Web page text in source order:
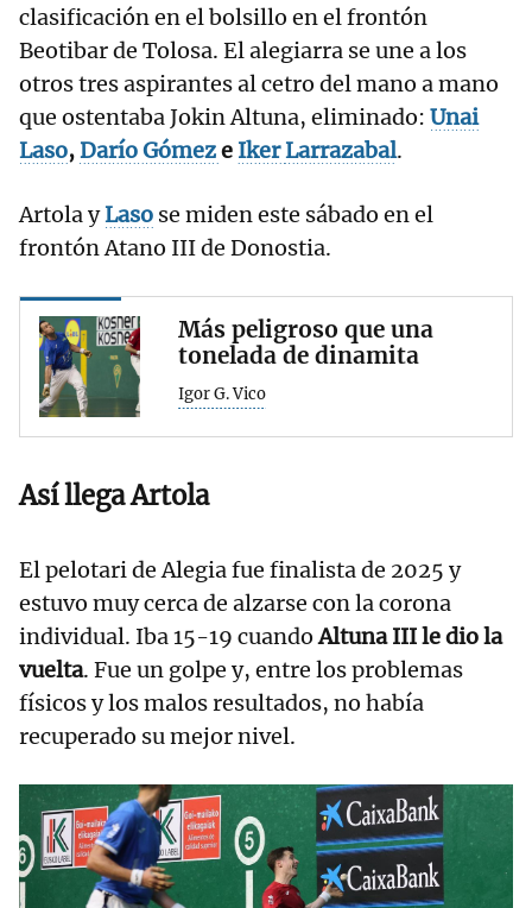
clasificación en el bolsillo en el frontón
Beotibar de Tolosa. El alegiarra se une a los
otros tres aspirantes al cetro del mano a mano
que ostentaba Jokin Altuna, eliminado: Unai
Laso,DaríoGómeze IkerLarrazabal.
Artola yLaso se miden este sábado en el
frontón Atano III de Donostia.
Más peligroso que una
tonelada de dinamita
Igor G. Vico
Así llegaArtola
El pelotari de Alegia fue finalista de 2025 y
estuvo muy cerca de alzarse con la corona
individual. Iba 15-19 cuandoAltuna III le dio la
vuelta. Fue un golpe y, entre los problemas
físicos y los malos resultados, no había
recuperado su mejor nivel.